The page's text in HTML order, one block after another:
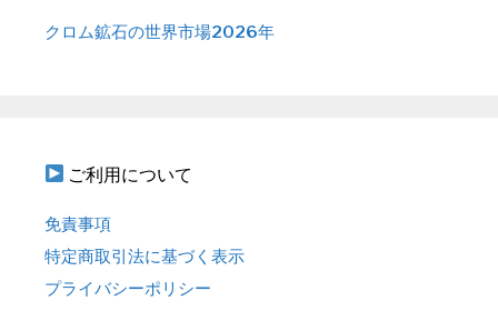
クロム鉱石の世界市場2026年
ご利用について
免責事項
特定商取引法に基づく表示
プライバシーポリシー